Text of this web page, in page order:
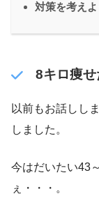
対策を考えよ
8キロ痩せ
以前もお話しし
しました。
今はだいたい43
ぇ・・・。